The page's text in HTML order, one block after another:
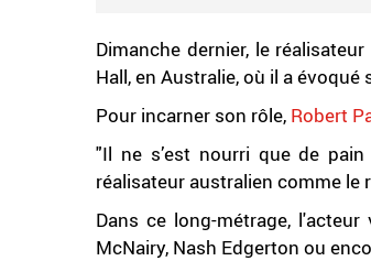
Dimanche dernier, le
Hall, en Australie, où il a
Pour incarner son rôle, Robert
"Il ne s’est nourri que de
réalisateur australien comme le
Dans ce long-métrage,
McNairy, Nash Edgerton ou